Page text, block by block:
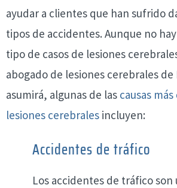
ayudar a clientes que han sufrido
tipos de accidentes. Aunque no
tipo de casos de lesiones
abogado de lesiones cerebrales de
asumirá, algunas de las causas
lesiones cerebrales incluyen:
Accidentes de tráfico
Los accidentes de tráfico son